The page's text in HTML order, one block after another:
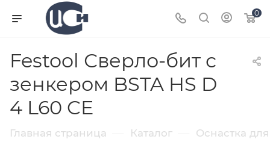
0
Festool Сверло-бит с
зенкером BSTA HS D
4 L60 CE
Главная страница Каталог Оснастка